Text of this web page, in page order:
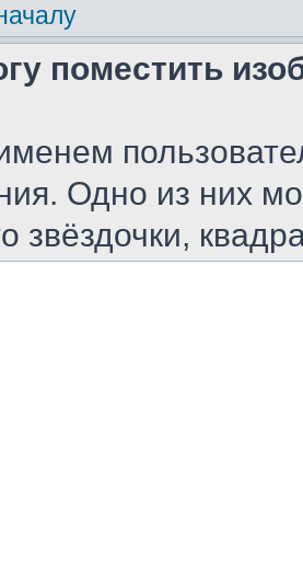
поместить
Одно из них
звёздочки,